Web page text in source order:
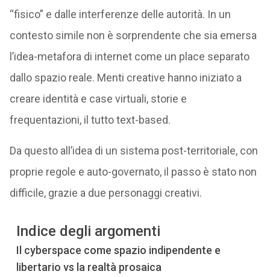
“fisico” e dalle interferenze delle autorità. In un
contesto simile non è sorprendente che sia emersa
l’idea-metafora di internet come un place separato
dallo spazio reale. Menti creative hanno iniziato a
creare identità e case virtuali, storie e
frequentazioni, il tutto text-based.
Da questo all’idea di un sistema post-territoriale, con
proprie regole e auto-governato, il passo è stato non
difficile, grazie a due personaggi creativi.
Indice degli argomenti
Il cyberspace come spazio indipendente e
libertario vs la realtà prosaica